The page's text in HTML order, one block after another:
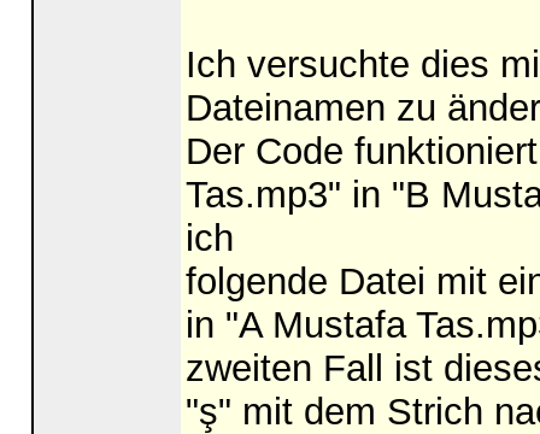
Ich versuchte dies
Dateinamen zu
Der Code
Tas.mp3" in "B
ich
folgende Datei mit
in "A Mustafa
zweiten Fall ist
"ş" mit dem Strich